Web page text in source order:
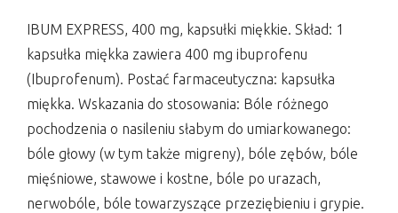
IBUM EXPRESS, 400 mg, kapsułki miękkie. Skład: 1
kapsułka miękka zawiera 400 mg ibuprofenu
(Ibuprofenum). Postać farmaceutyczna: kapsułka
miękka. Wskazania do stosowania: Bóle różnego
pochodzenia o nasileniu słabym do umiarkowanego:
bóle głowy (w tym także migreny), bóle zębów, bóle
mięśniowe, stawowe i kostne, bóle po urazach,
nerwobóle, bóle towarzyszące przeziębieniu i grypie.